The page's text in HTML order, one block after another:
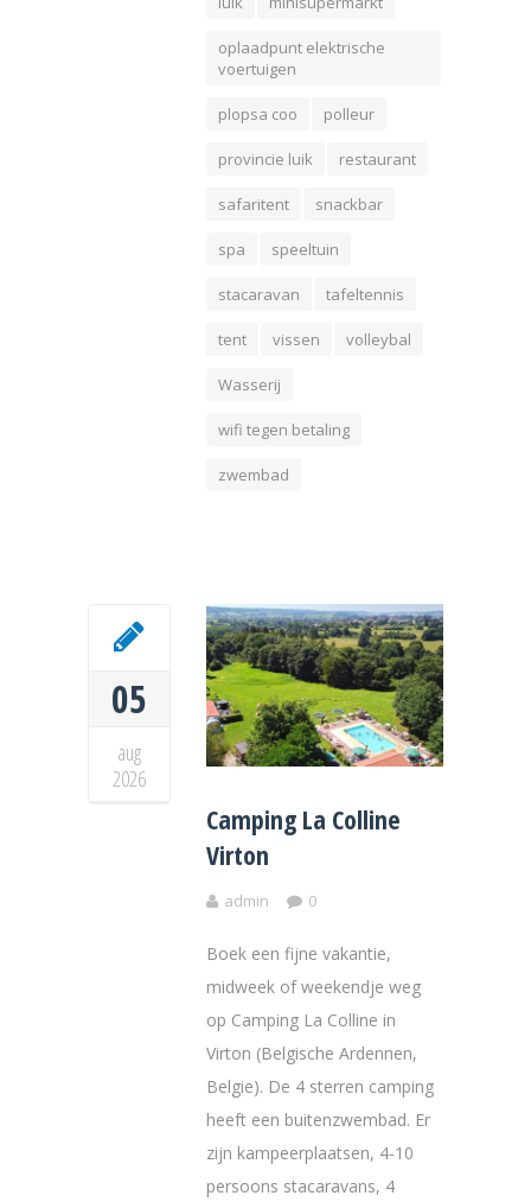
oplaadpunt elektrische
voertuigen
plopsa coo polleur
provincie luik restaurant
safaritent snackbar
spa speeltuin
stacaravan tafeltennis
tent vissen volleybal
Wasserij
wifi tegen betaling
zwembad
05
aug
2026
Camping La Colline
Virton
admin 0
Boek een fijne vakantie,
midweek of weekendje weg
op Camping La Colline in
Virton (Belgische Ardennen,
Belgie). De 4 sterren camping
heeft een buitenzwembad. Er
zijn kampeerplaatsen, 4-10
persoons stacaravans, 4